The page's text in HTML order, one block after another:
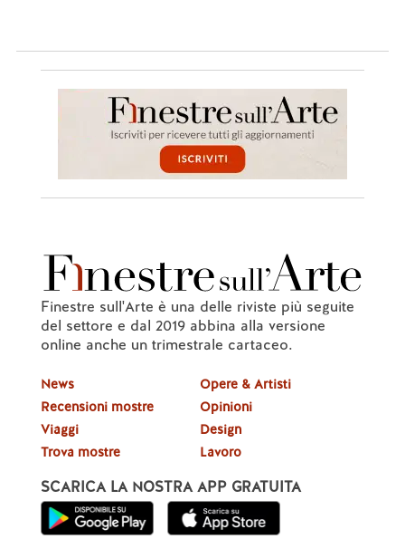
Finestre sull'Arte è una delle riviste più seguite
del settore e dal 2019 abbina alla versione
online anche un trimestrale cartaceo.
News
Recensioni mostre
Viaggi
Trova mostre
Opere & Artisti
Opinioni
Design
Lavoro
SCARICA LA NOSTRA APP GRATUITA